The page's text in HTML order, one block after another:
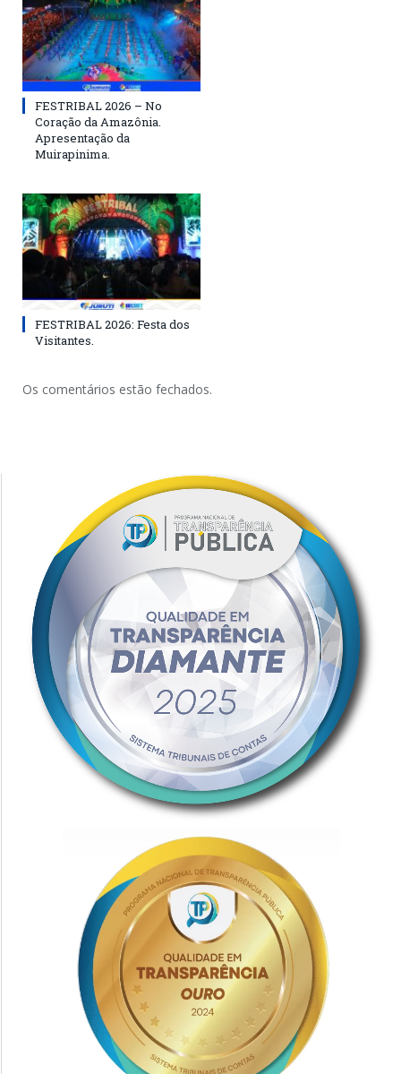
FESTRIBAL 2026 – No
Coração da Amazônia.
Apresentação da
Muirapinima.
FESTRIBAL 2026: Festa dos
Visitantes.
Os comentários estão fechados.